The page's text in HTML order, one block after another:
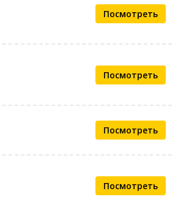
Посмотреть
Посмотреть
Посмотреть
Посмотреть